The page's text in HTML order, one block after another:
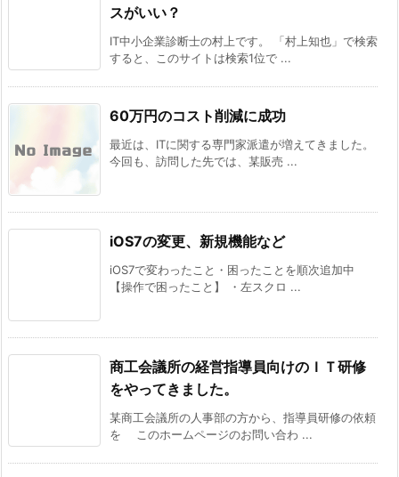
スがいい？
IT中小企業診断士の村上です。 「村上知也」で検索
すると、このサイトは検索1位で ...
60万円のコスト削減に成功
最近は、ITに関する専門家派遣が増えてきました。
今回も、訪問した先では、某販売 ...
iOS7の変更、新規機能など
iOS7で変わったこと・困ったことを順次追加中
【操作で困ったこと】 ・左スクロ ...
商工会議所の経営指導員向けのＩＴ研修
をやってきました。
某商工会議所の人事部の方から、指導員研修の依頼
を このホームページのお問い合わ ...